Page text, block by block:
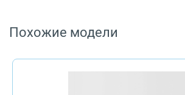
Похожие модели